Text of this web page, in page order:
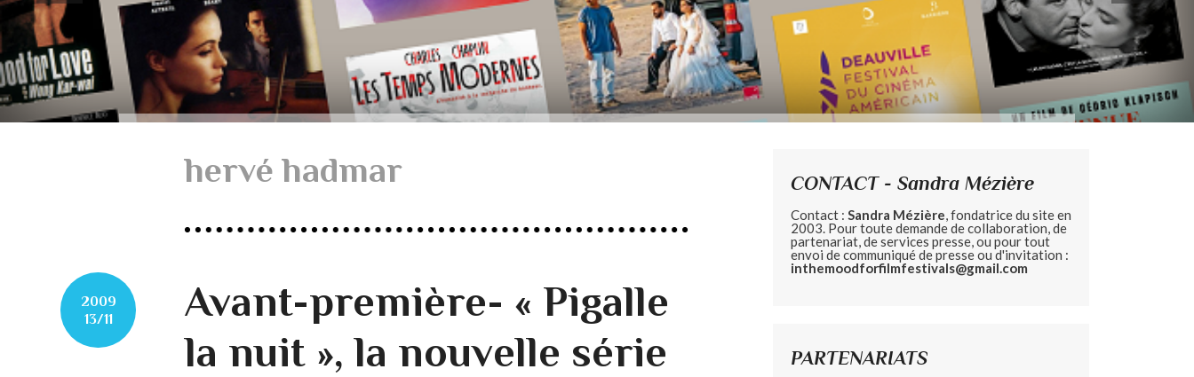
hervé hadmar
2009
13/11
Avant-première- « Pigalle
la nuit », la nouvelle série
CONTACT - Sandra Mézière
Contact : Sandra Mézière, fondatrice du site en
2003. Pour toute demande de collaboration, de
partenariat, de services presse, ou pour tout
envoi de communiqué de presse ou d'invitation :
inthemoodforfilmfestivals@gmail.com
PARTENARIATS